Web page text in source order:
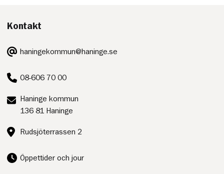
Kontakt
E-
post:
haningekommun@haninge.se
Telefon:
08-606 70 00
Postadress:
Haninge kommun
136 81 Haninge
Besöksadress:
Rudsjöterrassen 2
Öppettider och jour